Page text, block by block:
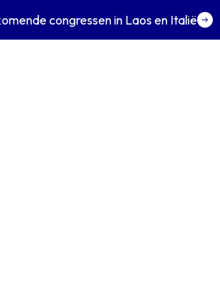
congressen in Laos en Italië